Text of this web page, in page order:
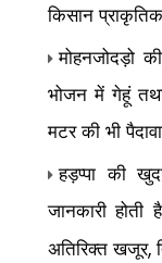
किसान प्राकृतिक
मोहनजोदड़ो
भोजन में गेहूं
मटर की भी
हड़प्पा की
जानकारी
अतिरिक्त खजूर,